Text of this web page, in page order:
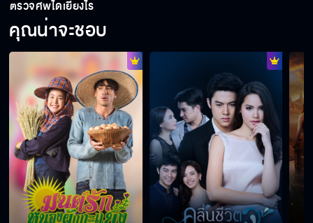
ตรวจศพได้เยี่ยงไร
คุณน่าจะชอบ